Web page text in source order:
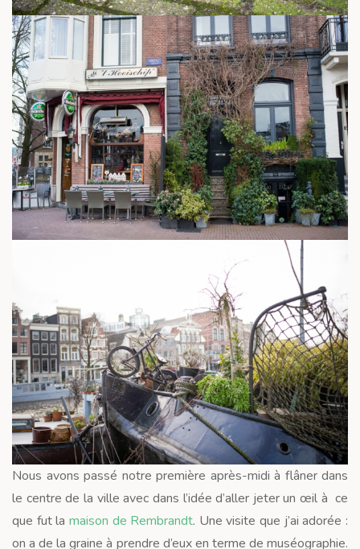
Nous avons passé notre première après-midi à flâner dans
le centre de la ville avec dans l’idée d’aller jeter un œil à ce
que fut la maison de Rembrandt. Une visite que j’ai adorée :
on a de la graine à prendre d’eux en terme de muséographie.